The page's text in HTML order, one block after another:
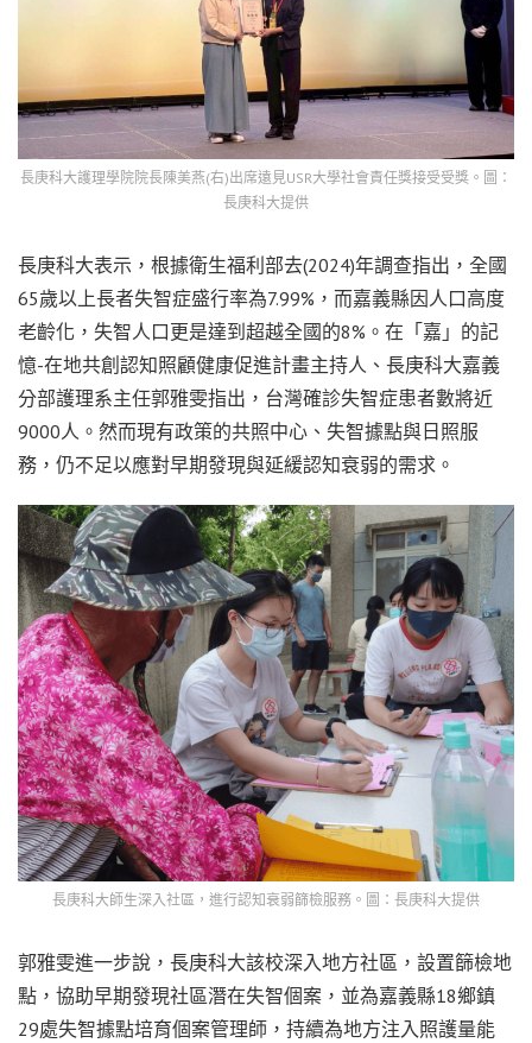
長庚科大護理學院院長陳美燕(右)出席遠見USR大學社會責任獎接受受獎。圖：
長庚科大提供
長庚科大表示，根據衛生福利部去(2024)年調查指出，全國
65歲以上長者失智症盛行率為7.99%，而嘉義縣因人口高度
老齡化，失智人口更是達到超越全國的8%。在「嘉」的記
憶-在地共創認知照顧健康促進計畫主持人、長庚科大嘉義
分部護理系主任郭雅雯指出，台灣確診失智症患者數將近
9000人。然而現有政策的共照中心、失智據點與日照服
務，仍不足以應對早期發現與延緩認知衰弱的需求。
長庚科大師生深入社區，進行認知衰弱篩檢服務。圖：長庚科大提供
郭雅雯進一步說，長庚科大該校深入地方社區，設置篩檢地
點，協助早期發現社區潛在失智個案，並為嘉義縣18鄉鎮
29處失智據點培育個案管理師，持續為地方注入照護量能